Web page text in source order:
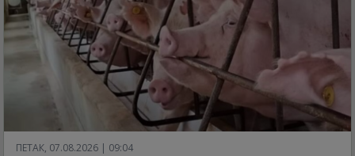
ПЕТАК, 07.08.2026 | 09:04